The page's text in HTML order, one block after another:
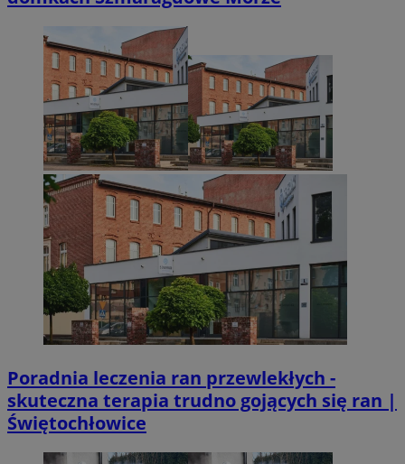
Poradnia leczenia ran przewlekłych -
skuteczna terapia trudno gojących się ran |
Świętochłowice